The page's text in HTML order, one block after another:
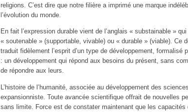
religions. C’est dire que notre filière a imprimé une marque
l’évolution du monde.
En fait l’expression durable vient de l’anglais « substainable »
« soutenable » (supportable, vivable) ou « durable » (viable). Ce
traduit fidèlement l’esprit d’un type de développement, formalisé
: un développement qui répond aux besoins du présent, sans
de répondre aux leurs.
L’histoire de l’humanité, associée au développement des
expansionniste. Toute avancée scientifique offrait de nouvelles
sans limite. Force est de constater maintenant que les capacités